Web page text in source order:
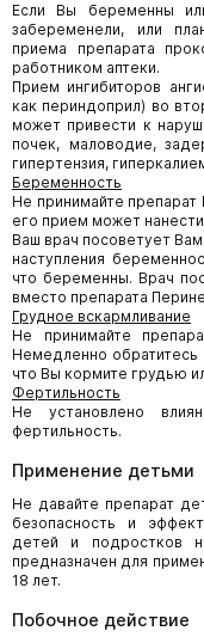
Если Вы беременны
забеременели, или
приема препарата
работником аптеки.
Прием ингибиторов
как периндоприл) во
может привести к
почек, маловодие,
гипертензия,
Беременность
Не принимайте
его прием может
Ваш врач посоветует
наступления
что беременны. Врач
вместо препарата
Грудное вскармливание
Не принимайте
Немедленно
что Вы кормите грудью
Фертильность
Не установлено
фертильность.
Применение детьми
Не давайте препарат
безопасность и
детей и подростков
предназначен для
18 лет.
Побочное действие